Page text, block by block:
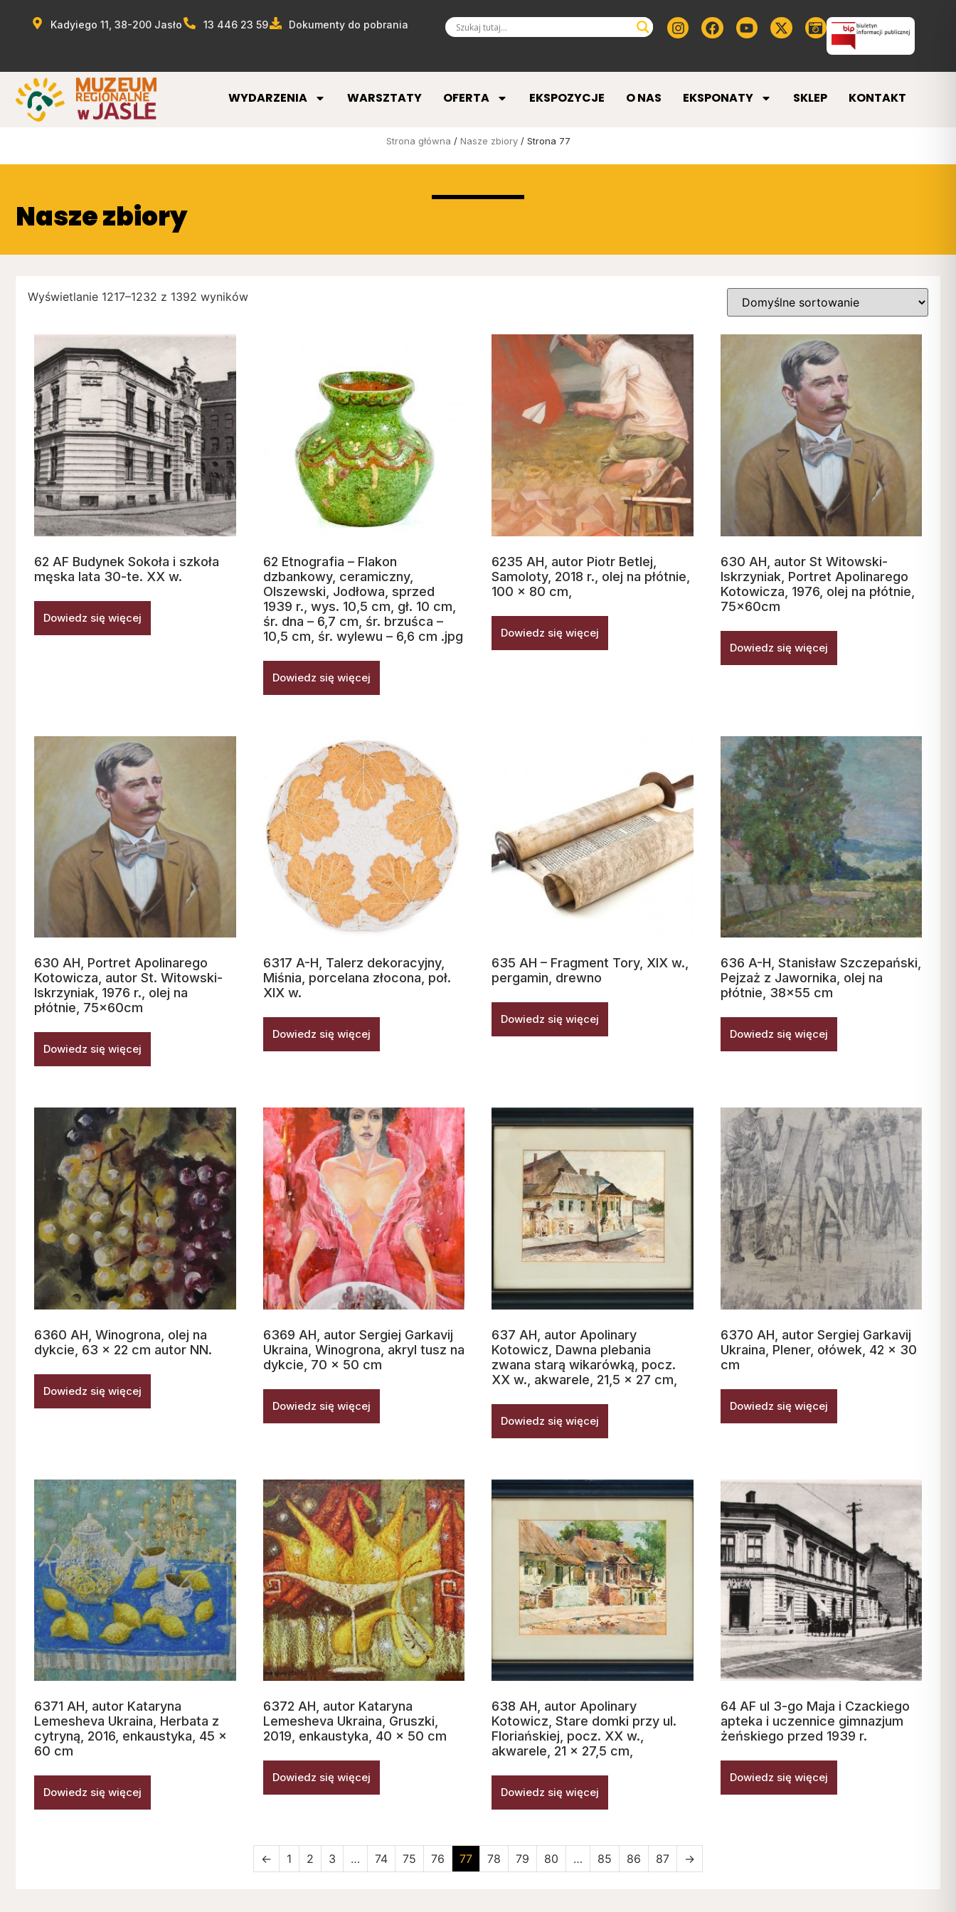
Kadyiego 11, 38-200 Jasło 13 446 23 59 Dokumenty do pobrania
WYDARZENIA WARSZTATY OFERTA EKSPOZYCJE O NAS EKSPONATY SKLEP KONTAKT
Strona główna / Nasze zbiory/ Strona 77
Nasze zbiory
Wyświetlanie 1217–1232 z 1392 wyników
62 AF Budynek Sokoła i szkoła
męska lata 30-te. XX w.
Dowiedz się więcej
62 Etnografia – Flakon
dzbankowy, ceramiczny,
Olszewski, Jodłowa, sprzed
1939 r., wys. 10,5 cm, gł. 10 cm,
śr. dna – 6,7 cm, śr. brzuśca –
10,5 cm, śr. wylewu – 6,6 cm .jpg
Dowiedz się więcej
6235 AH, autor Piotr Betlej,
Samoloty, 2018 r., olej na płótnie,
100 x 80 cm,
Dowiedz się więcej
630 AH, autor St Witowski-
Iskrzyniak, Portret Apolinarego
Kotowicza, 1976, olej na płótnie,
75x60cm
Dowiedz się więcej
630 AH, Portret Apolinarego
Kotowicza, autor St. Witowski-
Iskrzyniak, 1976 r., olej na
płótnie, 75x60cm
Dowiedz się więcej
6317 A-H, Talerz dekoracyjny,
Miśnia, porcelana złocona, poł.
XIX w.
Dowiedz się więcej
635 AH – Fragment Tory, XIX w.,
pergamin, drewno
Dowiedz się więcej
636 A-H, Stanisław Szczepański,
Pejzaż z Jawornika, olej na
płótnie, 38×55 cm
Dowiedz się więcej
6360 AH, Winogrona, olej na
dykcie, 63 x 22 cm autor NN.
Dowiedz się więcej
6369 AH, autor Sergiej Garkavij
Ukraina, Winogrona, akryl tusz na
dykcie, 70 x 50 cm
Dowiedz się więcej
637 AH, autor Apolinary
Kotowicz, Dawna plebania
zwana starą wikarówką, pocz.
XX w., akwarele, 21,5 x 27 cm,
Dowiedz się więcej
6370 AH, autor Sergiej Garkavij
Ukraina, Plener, ołówek, 42 x 30
cm
Dowiedz się więcej
6371 AH, autor Kataryna
Lemesheva Ukraina, Herbata z
cytryną, 2016, enkaustyka, 45 x
60 cm
Dowiedz się więcej
6372 AH, autor Kataryna
Lemesheva Ukraina, Gruszki,
2019, enkaustyka, 40 x 50 cm
Dowiedz się więcej
638 AH, autor Apolinary
Kotowicz, Stare domki przy ul.
Floriańskiej, pocz. XX w.,
akwarele, 21 x 27,5 cm,
Dowiedz się więcej
64 AF ul 3-go Maja i Czackiego
apteka i uczennice gimnazjum
żeńskiego przed 1939 r.
Dowiedz się więcej
← 1 2 3 … 74 75 76 77 78 79 80 … 85 86 87 →